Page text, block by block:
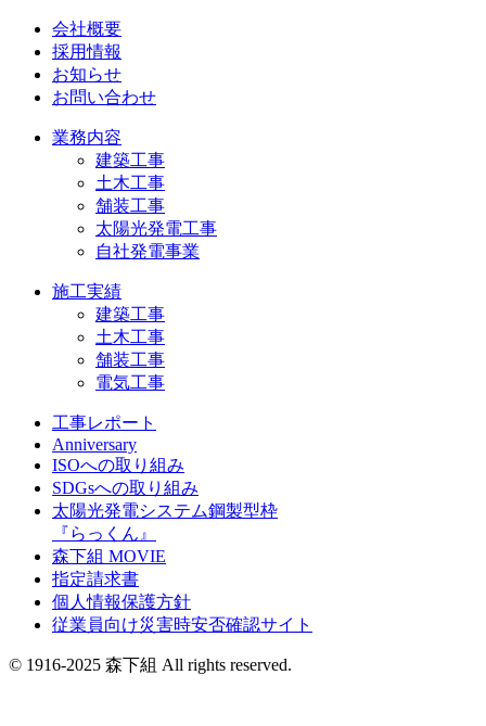
会社概要
採用情報
お知らせ
お問い合わせ
業務内容
建築工事
土木工事
舗装工事
太陽光発電工事
自社発電事業
施工実績
建築工事
土木工事
舗装工事
電気工事
工事レポート
Anniversary
ISOへの取り組み
SDGsへの取り組み
太陽光発電システム鋼製型枠
『らっくん』
森下組 MOVIE
指定請求書
個人情報保護方針
従業員向け災害時安否確認サイト
© 1916-2025 森下組 All rights reserved.